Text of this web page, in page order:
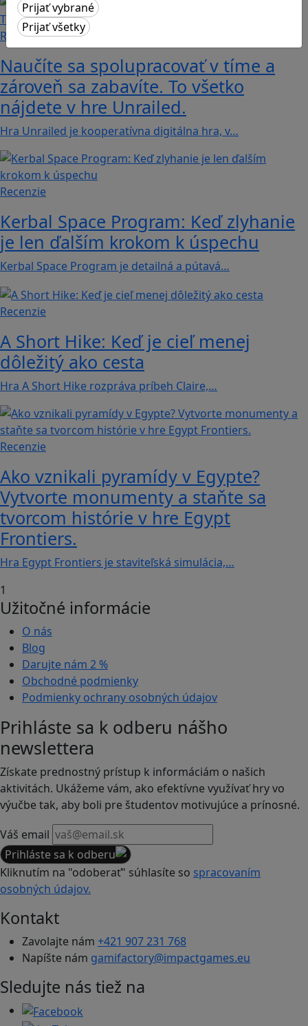
Recenzie
Naučíte sa spolupracovať v tíme a
zároveň sa zabavíte. To všetko
nájdete v hre Unrailed.
Hra Unrailed je kooperatívna digitálna hra, v…
Recenzie
Kerbal Space Program: Keď zlyhanie
je len ďalším krokom k úspechu
Kerbal Space Program je detailná a pútavá…
Recenzie
A Short Hike: Keď je cieľ menej
dôležitý ako cesta
Hra A Short Hike rozpráva príbeh Claire,…
Recenzie
Ako vznikali pyramídy v Egypte?
Vytvorte monumenty a staňte sa
tvorcom histórie v hre Egypt
Frontiers.
Hra Egypt Frontiers je staviteľská simulácia,…
1
Užitočné informácie
O nás
Blog
Darujte nám 2 %
Obchodné podmienky
Podmienky ochrany osobných údajov
Prihláste sa k odberu nášho
newslettera
Získate prednostný prístup k informáciám o našich
aktivitách. Ukážeme vám, ako efektívne využívať hry vo
výučbe tak, aby boli pre študentov motivujúce a prínosné.
Váš email
Prihláste sa k odberu
Kliknutím na "odoberať" súhlasíte so spracovaním
osobných údajov.
Kontakt
Zavolajte nám +421 907 231 768
Napíšte nám gamifactory@impactgames.eu
Sledujte nás tiež na